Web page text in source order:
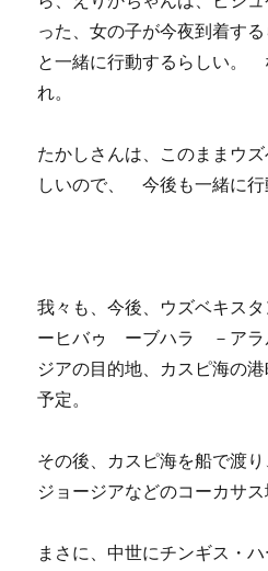
った、女の子が今夜到着す
と一緒に行動するらしい。
れ。
たかしさんは、このままウ
しいので、 今後も一緒に行
我々も、今後、ウズベキス
ーヒバゥ ーブハラ －ア
ジアの目的地、カスピ海の
予定。
その後、カスピ海を船で渡り
ジョージアなどのコーカサス
まさに、中世にチンギス・